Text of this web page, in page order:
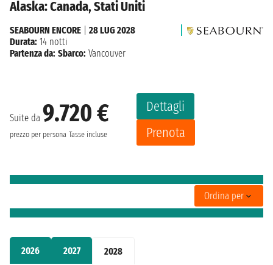
2026 2027 2028
Alaska: Canada, Stati Uniti
Suite da 9.720 €
prezzo per persona Tasse incluse
Dettagli
Prenota
SEABOURN ENCORE
28 LUG 2028
Durata: 14 notti
Partenza da: Sbarco: Vancouver
Ordina per